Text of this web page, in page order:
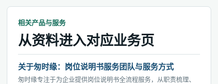
相关产品与服务
从资料进入对应业务页
关于匆时缘：岗位说明书服务团队与服务方式
匆时缘专注于为企业提供岗位说明书全流程服务，从职责梳理、